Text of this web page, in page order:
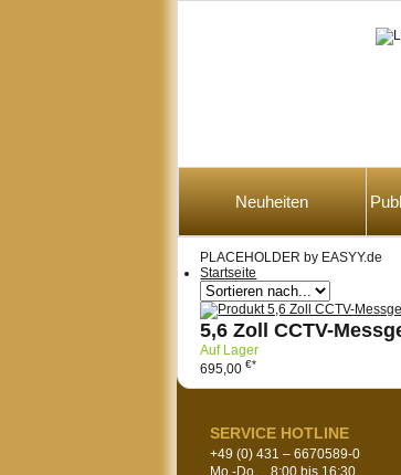
Neuheiten
PLACEHOLDER by EASYY.de
Startseite
5,6 Zoll CCTV-
Auf Lager
695,00 €*
SERVICE HOTLINE
+49 (0) 431 – 6670589-0